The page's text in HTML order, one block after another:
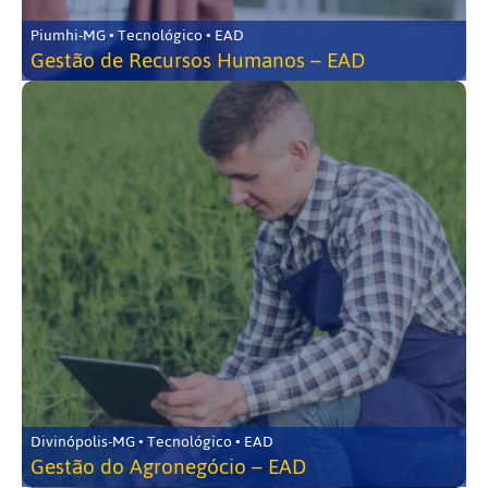
Piumhi-MG • Tecnológico • EAD
Gestão de Recursos Humanos – EAD
Divinópolis-MG • Tecnológico • EAD
Gestão do Agronegócio – EAD